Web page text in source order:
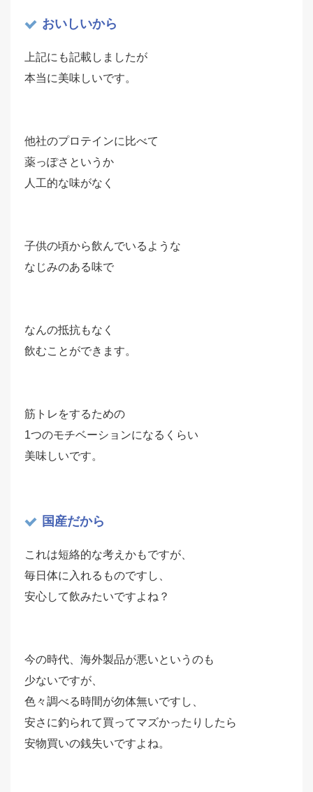
おいしいから
上記にも記載しましたが
本当に美味しいです。
他社のプロテインに比べて
薬っぽさというか
人工的な味がなく
子供の頃から飲んでいるような
なじみのある味で
なんの抵抗もなく
飲むことができます。
筋トレをするための
1つのモチベーションになるくらい
美味しいです。
国産だから
これは短絡的な考えかもですが、
毎日体に入れるものですし、
安心して飲みたいですよね？
今の時代、海外製品が悪いというのも
少ないですが、
色々調べる時間が勿体無いですし、
安さに釣られて買ってマズかったりしたら
安物買いの銭失いですよね。